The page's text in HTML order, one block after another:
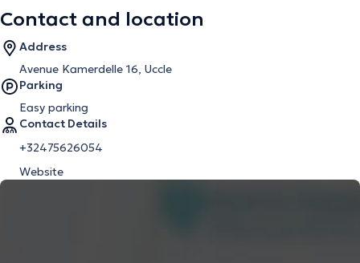
Contact and location
Address
Avenue Kamerdelle 16, Uccle
Parking
Easy parking
Contact Details
+32475626054
Website